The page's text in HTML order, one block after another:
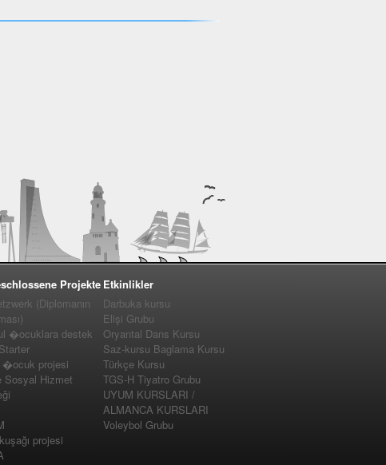
Projekte
(Diplomanın
�ocuklara destek
�ocuk projesi
Sosyal Hizmet
projesi
Etkinlikler
Darbuka kursu
Elişi Grubu
Oryantal Dans Kursu
Saz-kursu Baglama Kursu
Türkçe Kursu
TGS-H Tiyatro Grubu
UYUM KURSLARI /
ALMANCA KURSLARI
Voleybol Grubu